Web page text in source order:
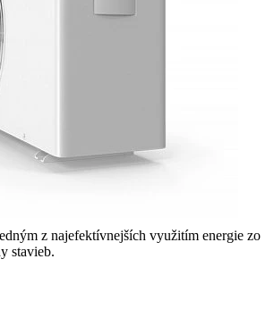
z najefektívnejších využitím energie zo
stavieb.